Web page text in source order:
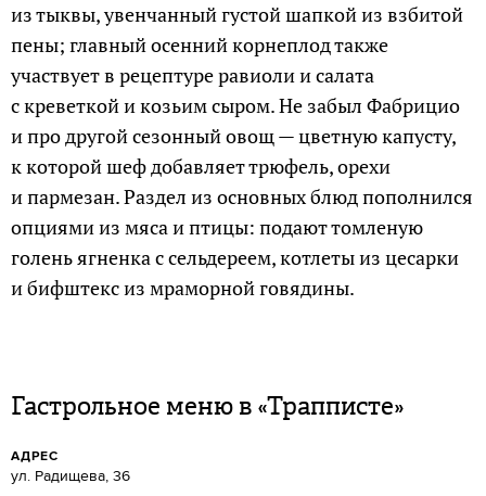
из тыквы, увенчанный густой шапкой из взбитой
пены; главный осенний корнеплод также
участвует в рецептуре равиоли и салата
с креветкой и козьим сыром. Не забыл Фабрицио
и про другой сезонный овощ — цветную капусту,
к которой шеф добавляет трюфель, орехи
и пармезан. Раздел из основных блюд пополнился
опциями из мяса и птицы: подают томленую
голень ягненка с сельдереем, котлеты из цесарки
и бифштекс из мраморной говядины.
Гастрольное меню в «Трапписте»
АДРЕС
ул. Радищева, 36